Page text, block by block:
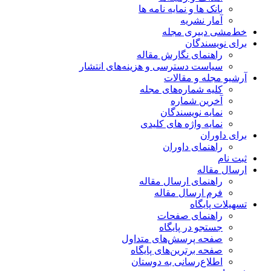
بانک ها و نمایه نامه ها
آمار نشریه
خط‌مشی دبیری مجله
برای نویسندگان
راهنمای نگارش مقاله
سیاست دسترسی و هزینه‌های انتشار
آرشیو مجله و مقالات
کلیه شماره‌های مجله
آخرین شماره
نمایه نویسندگان
نمایه واژه های کلیدی
برای داوران
راهنمای داوران
ثبت نام
ارسال مقاله
راهنمای ارسال مقاله
فرم ارسال مقاله
تسهیلات پایگاه
راهنمای صفحات
جستجو در پایگاه
صفحه پرسش‌های متداول
صفحه برترین‌های پایگاه
اطلاع‌رسانی به دوستان